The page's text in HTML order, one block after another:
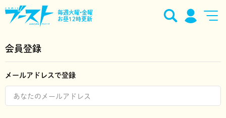
毎週火曜•金曜
お昼12時更新
会員登録
メールアドレスで登録